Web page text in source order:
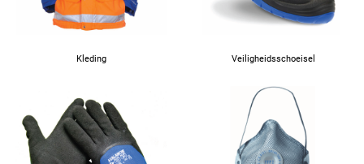
Kleding Veiligheidsschoeisel